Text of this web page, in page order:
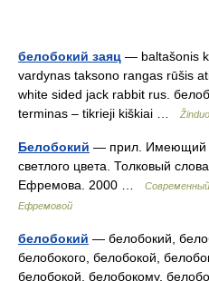
белобокий заяц — baltašonis
vardynas taksono rangas rūšis
white sided jack rabbit rus.
terminas – tikrieji kiškiai …
Белобокий — прил. Имеющий
светлого цвета. Толковый
Ефремова. 2000 …
Ефремовой
белобокий — белобокий,
белобокого, белобокой,
белобокой, белобокому,